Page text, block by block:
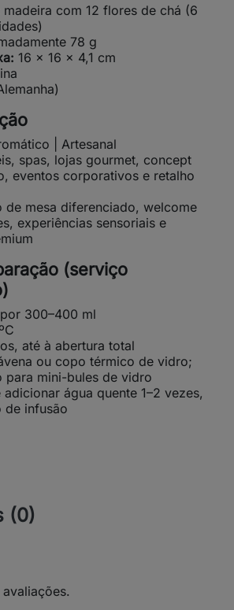
madeira com 12 flores de chá (6
78 g
16 × 16 × 4,1 cm
| Artesanal
spas, lojas gourmet, concept
eventos corporativos e retalho
de mesa diferenciado, welcome
experiências sensoriais e
(serviço
300–400 ml
até à abertura total
ou copo térmico de vidro;
para mini-bules de vidro
adicionar água quente 1–2 vezes,
de infusão
(0)